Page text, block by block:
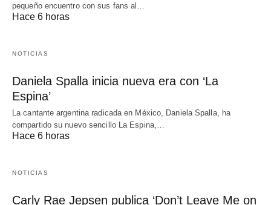
pequeño encuentro con sus fans al…
Hace 6 horas
NOTICIAS
Daniela Spalla inicia nueva era con ‘La
Espina’
La cantante argentina radicada en México, Daniela Spalla, ha
compartido su nuevo sencillo La Espina,…
Hace 6 horas
NOTICIAS
Carly Rae Jepsen publica ‘Don’t Leave Me on